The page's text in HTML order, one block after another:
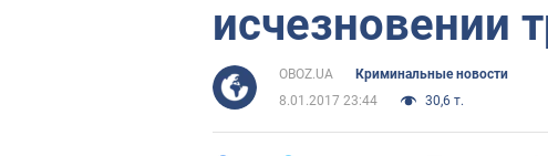
исчезновении
OBOZ.UA
Криминальные новости
8.01.2017 23:44
30,6 т.